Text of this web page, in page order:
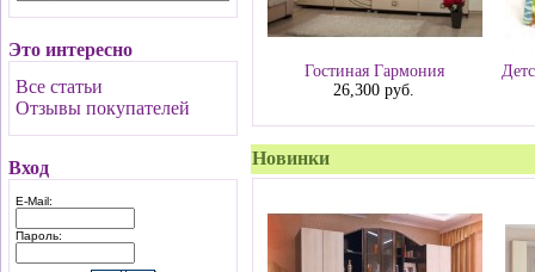
Это интересно
Все статьи
Отзывы покупателей
Вход
E-Mail:
Пароль:
Гостиная Гармония
26,300 руб.
Новинки